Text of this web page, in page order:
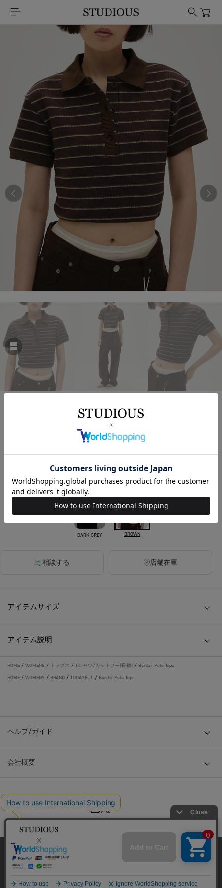
TODAYFUL
Border Polo Tops
￥14,300税込
130ポイント付与
カラー
DARK GREY BROWN
相談する 店舗在庫
アイテムサイズ
アイテム説明
HOME / WOMENS / トップス / Tシャツ/カットソー(長袖) / Border Polo Tops
HOME / WOMENS / BRAND / TODAYFUL / Border Polo Tops
ヘルプ/ガイド
会社概要
© TOKYO BASE CO., LTD
当サイトはクッキー(cookie)を使用します。クッキーはサイト内
の一部の機能および、サイトの使用状況の分析からマーケティ
ング活動に利用することを目的としています。
プライバシーポリシーはこちら